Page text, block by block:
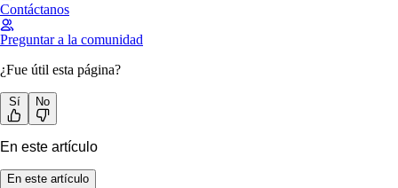
Contáctanos
Preguntar a la comunidad
¿Fue útil esta página?
Sí No
En este artículo
En este artículo